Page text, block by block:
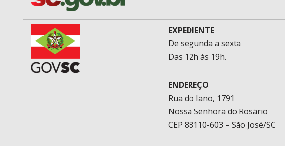
EXPEDIENTE
De segunda a sexta
Das 12h às 19h.
ENDEREÇO
Rua do Iano, 1791
Nossa Senhora do Rosário
CEP 88110-603 – São José/SC